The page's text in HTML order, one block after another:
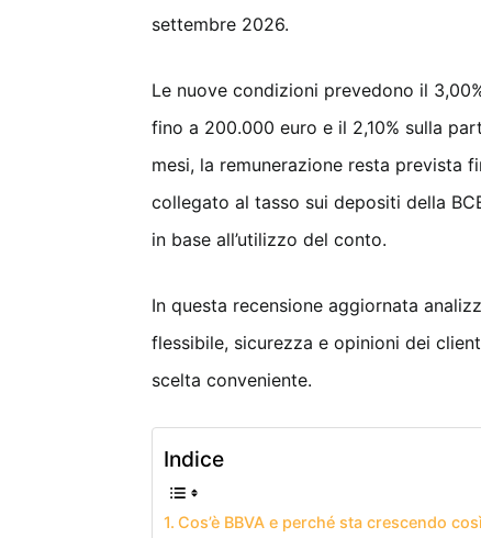
settembre 2026.
Le nuove condizioni prevedono il
fino a 200.000 euro e il 2,10% sulla
mesi, la remunerazione resta prevista
collegato al tasso sui depositi della
in base all’utilizzo del conto.
In questa recensione aggiornata
flessibile, sicurezza e opinioni dei
scelta conveniente.
Indice
Cos’è BBVA e perché sta crescendo